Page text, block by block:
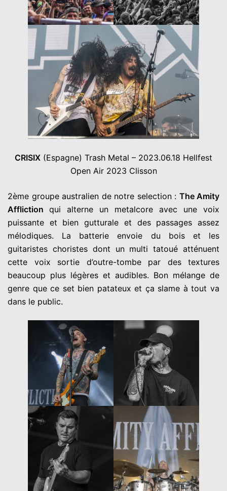
CRISIX (Espagne) Trash Metal – 2023.06.18 Hellfest
Open Air 2023 Clisson
2ème groupe australien de notre selection : The Amity
Affliction qui alterne un metalcore avec une voix
puissante et bien gutturale et des passages assez
mélodiques. La batterie envoie du bois et les
guitaristes choristes dont un multi tatoué atténuent
cette voix sortie d’outre-tombe par des textures
beaucoup plus légères et audibles. Bon mélange de
genre que ce set bien patateux et ça slame à tout va
dans le public.